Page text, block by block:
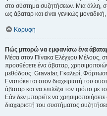
στο σύστημα συζητήσεων. Μια άλλη,
ως άβαταρ και είναι γενικώς
Κορυφή
Πώς μπορώ να εμφανίσω ένα
Μέσα στον Πίνακα Ελέγχου Μέλους,
προσθέσετε ένα άβαταρ,
μεθόδους: Gravatar, Γκαλερί,
Εναπόκειται στον διαχειριστή του
άβαταρ και να επιλέξει τον τρόπο με
Εάν δεν μπορείτε να
διαχειριστή του συστήματος